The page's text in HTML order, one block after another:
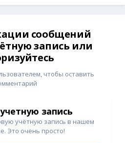
сообщений
запись или
чтобы оставить
запись
учётную запись в нашем
Это очень просто!